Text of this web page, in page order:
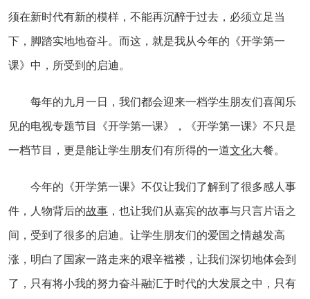
须在新时代有新的模样，不能再沉醉于过去，必须立足当
下，脚踏实地地奋斗。而这，就是我从今年的《开学第一
课》中，所受到的启迪。
每年的九月一日，我们都会迎来一档学生朋友们喜闻乐
见的电视专题节目《开学第一课》，《开学第一课》不只是
一档节目，更是能让学生朋友们有所得的一道文化大餐。
今年的《开学第一课》不仅让我们了解到了很多感人事
件，人物背后的故事 ，也让我们从嘉宾的故事与只言片语之
间，受到了很多的启迪。让学生朋友们的爱国之情越发高
涨，明白了国家一路走来的艰辛褴褛，让我们深切地体会到
了，只有将小我的努力奋斗融汇于时代的大发展之中，只有